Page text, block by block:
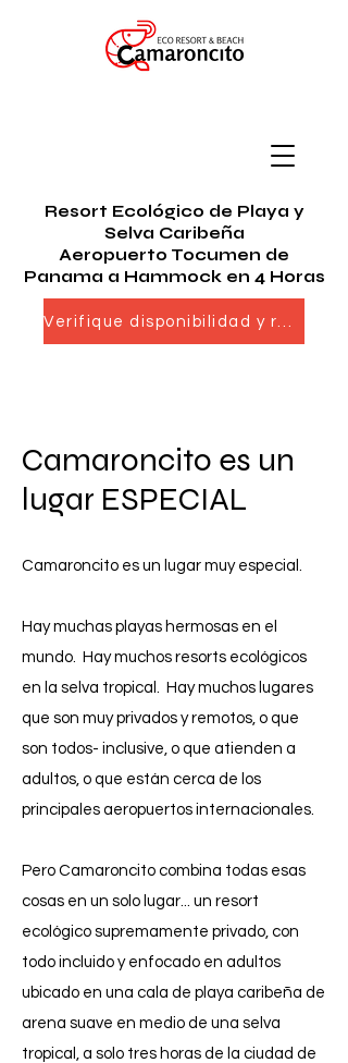
Resort Ecológico de Playa y
Selva Caribeña
Aeropuerto Tocumen de
Panama a Hammock en 4 Horas
Camaroncito es un
lugar ESPECIAL
Camaroncito es un lugar muy especial.
Hay muchas playas hermosas en el
mundo. Hay muchos resorts ecológicos
en la selva tropical. Hay muchos lugares
que son muy privados y remotos, o que
son todos- inclusive, o que atienden a
adultos, o que están cerca de los
principales aeropuertos internacionales.
Pero Camaroncito combina todas esas
cosas en un solo lugar... un resort
ecológico supremamente privado, con
todo incluido y enfocado en adultos
ubicado en una cala de playa caribeña de
arena suave en medio de una selva
tropical, a solo tres horas de la ciudad de